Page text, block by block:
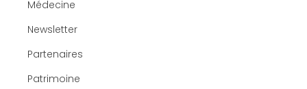
Médecine
Newsletter
Partenaires
Patrimoine